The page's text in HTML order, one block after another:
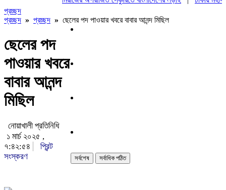
প্রচ্ছদ
প্রচ্ছদ » প্রচ্ছদ » ছেলের পদ পাওয়ার খবরে বাবার আনন্দ মিছিল
ছেলের পদ
পাওয়ার খবরে
বাবার আনন্দ
মিছিল
নোয়াখালী প্রতিনিধি
১ মার্চ ২০২৫ ,
৭:৪২:৫৪
প্রিন্ট
সংস্করণ
সর্বশেষ সর্বাধিক পঠিত